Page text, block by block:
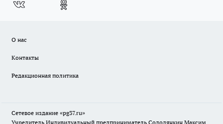
О нас
Контакты
Редакционная политика
Сетевое издание «pg37.ru»
Учредитель Индивидуальный предприниматель Солодянкин Максим